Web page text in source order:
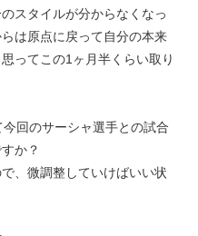
スタイルが分からなくなっ
は原点に戻って自分の本来
ってこの1ヶ月半くらい取り
回のサーシャ選手との試合
か？
、微調整していけばいい状